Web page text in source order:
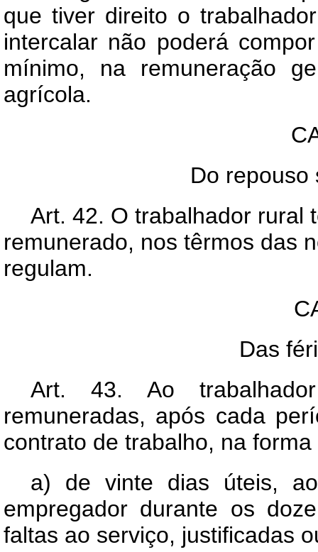
que tiver direito o
intercalar não poderá
mínimo, na remuneração
agrícola.
Do repouso
Art. 42. O trabalhador rural
remunerado, nos têrmos das
regulam.
Das
Art. 43. Ao
remuneradas, após cada
contrato de trabalho, na
a) de vinte dias úteis,
empregador durante os
faltas ao serviço, justificadas